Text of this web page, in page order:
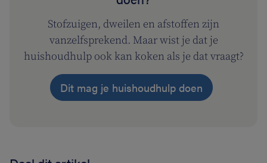
Stofzuigen, dweilen en afstoffen zijn
vanzelfsprekend. Maar wist je dat je
huishoudhulp ook kan koken als je dat vraagt?
Dit mag je huishoudhulp doen